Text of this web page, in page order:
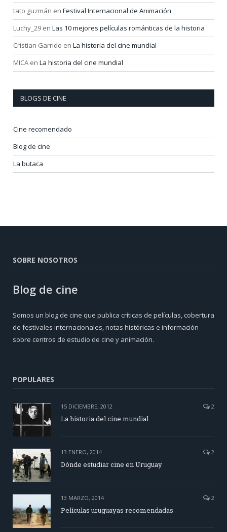
tato guzmán en Festival Internacional de Animación
Luchy_29 en Las 10 mejores películas románticas de la historia
Cristian Garrido en La historia del cine mundial
MICA en La historia del cine mundial
BLOGS DE CINE
Cine recomendado
Blog de cine
La butaca
SOBRE NOSOTROS
Blog de cine
Somos un blog de cine que publica críticas de películas, cobertura
de festivales internacionales, notas históricas e información
sobre centros de estudio de cine y animación.
POPULARES
15 DICIEMBRE, 2012 2
La historia del cine mundial
13 ENERO, 2014 2
Dónde estudiar cine en Uruguay
13 MARZO, 2014 2
Películas uruguayas recomendadas